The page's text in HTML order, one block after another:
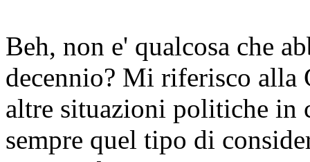
Beh, non e' qualcosa che
decennio? Mi riferisco alla
altre situazioni politiche in
sempre quel tipo di